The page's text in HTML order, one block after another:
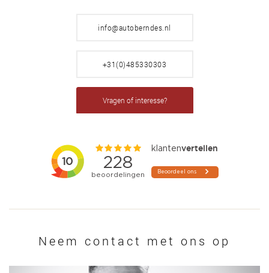
info@autoberndes.nl
+31(0)485330303
Vragen of interesse?
Neem contact met ons op